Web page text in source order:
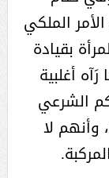
الملكي
بقيادة
أغلبية
الشرعي
لا